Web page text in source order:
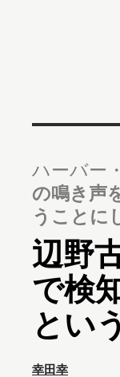
ハーバー
の鳴き声
うことに
辺野
で検
とい
幸田幸